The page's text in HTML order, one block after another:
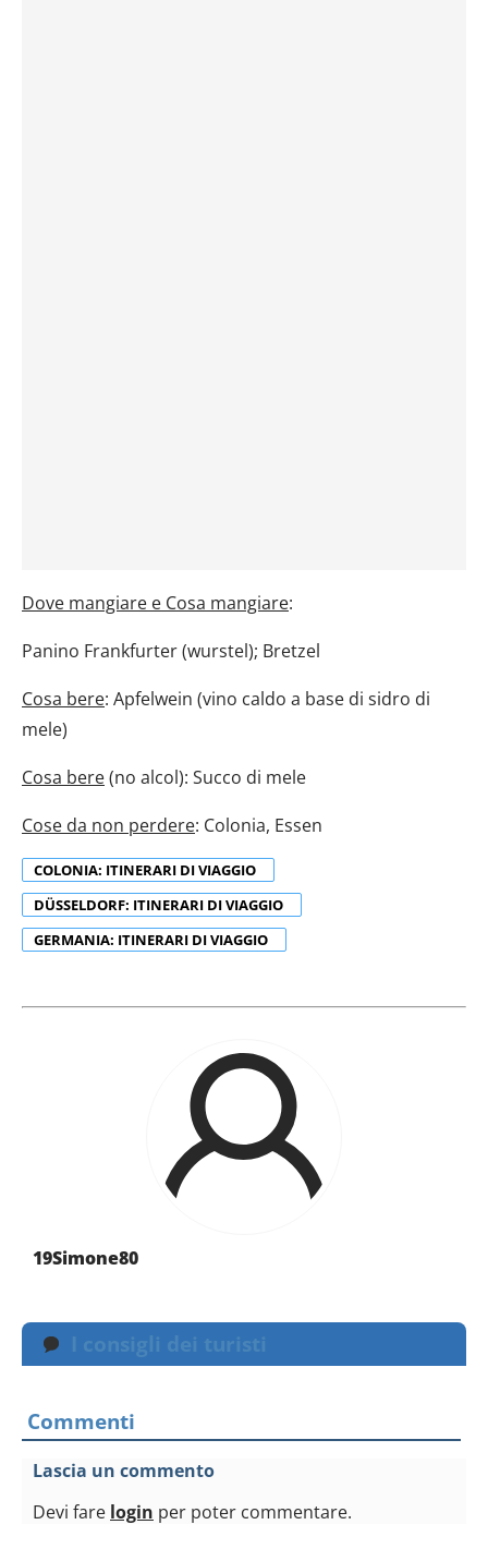
Dove mangiare e Cosa mangiare:
Panino Frankfurter (wurstel); Bretzel
Cosa bere: Apfelwein (vino caldo a base di sidro di
mele)
Cosa bere(no alcol): Succo di mele
Cose da non perdere: Colonia, Essen
COLONIA: ITINERARI DI VIAGGIO
DÜSSELDORF: ITINERARI DI VIAGGIO
GERMANIA: ITINERARI DI VIAGGIO
19Simone80
I consigli dei turisti
Commenti
Lascia un commento
Devi fare login per poter commentare.